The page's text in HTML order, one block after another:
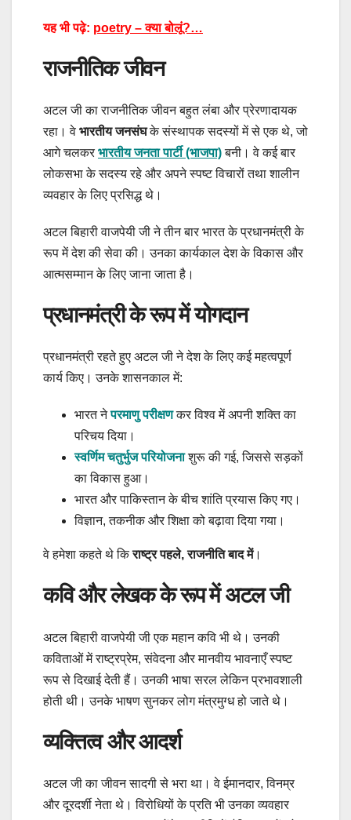
यह भी पढ़े: poetry – क्या बोलूं?…
राजनीतिक जीवन
अटल जी का राजनीतिक जीवन बहुत लंबा और प्रेरणादायक
रहा। वे भारतीय जनसंघके संस्थापक सदस्यों में से एक थे, जो
आगे चलकर भारतीय जनता पार्टी (भाजपा)बनी। वे कई बार
लोकसभा के सदस्य रहे और अपने स्पष्ट विचारों तथा शालीन
व्यवहार के लिए प्रसिद्ध थे।
अटल बिहारी वाजपेयी जी ने तीन बार भारत के प्रधानमंत्री के
रूप में देश की सेवा की। उनका कार्यकाल देश के विकास और
आत्मसम्मान के लिए जाना जाता है।
प्रधानमंत्री के रूप में योगदान
प्रधानमंत्री रहते हुए अटल जी ने देश के लिए कई महत्वपूर्ण
कार्य किए। उनके शासनकाल में:
भारत नेपरमाणु परीक्षणकर विश्व में अपनी शक्ति का
परिचय दिया।
स्वर्णिम चतुर्भुज परियोजनाशुरू की गई, जिससे सड़कों
का विकास हुआ।
भारत और पाकिस्तान के बीच शांति प्रयास किए गए।
विज्ञान, तकनीक और शिक्षा को बढ़ावा दिया गया।
वे हमेशा कहते थे किराष्ट्र पहले, राजनीति बाद में।
कवि और लेखक के रूप में अटल जी
अटल बिहारी वाजपेयी जी एक महान कवि भी थे। उनकी
कविताओं में राष्ट्रप्रेम, संवेदना और मानवीय भावनाएँ स्पष्ट
रूप से दिखाई देती हैं। उनकी भाषा सरल लेकिन प्रभावशाली
होती थी। उनके भाषण सुनकर लोग मंत्रमुग्ध हो जाते थे।
व्यक्तित्व और आदर्श
अटल जी का जीवन सादगी से भरा था। वे ईमानदार, विनम्र
और दूरदर्शी नेता थे। विरोधियों के प्रति भी उनका व्यवहार